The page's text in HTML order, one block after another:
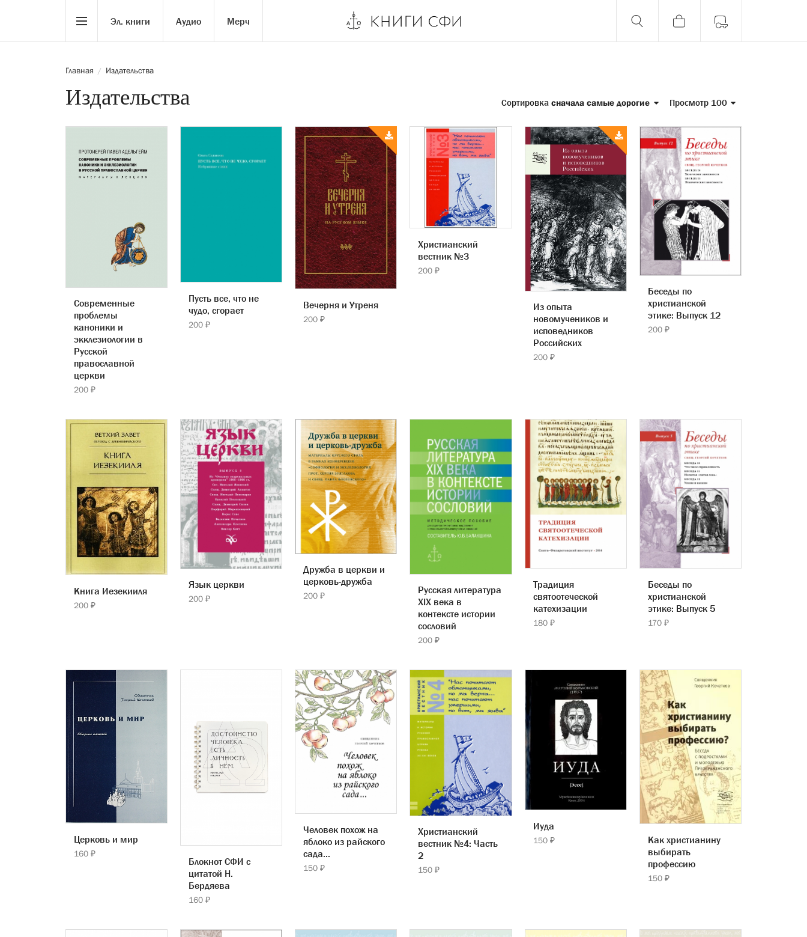
Эл. книги Аудио Мерч
Главная / Издательства
Издательства Просмотр 100
Сортировка сначала самые дорогие
Современные
проблемы
каноники и
экклезиологии в
Русской
православной
церкви
200 ₽
Пусть все, что не
чудо, сгорает
200 ₽
Вечерня и Утреня
200 ₽
Христианский
вестник №3
200 ₽
Из опыта
новомучеников и
исповедников
Российских
200 ₽
Беседы по
христианской
этике: Выпуск 12
200 ₽
Книга Иезекииля
200 ₽
Язык церкви
200 ₽
Дружба в церкви и
церковь-дружба
200 ₽
Русская литература
ХIХ века в
контексте истории
сословий
200 ₽
Традиция
святоотеческой
катехизации
180 ₽
Беседы по
христианской
этике: Выпуск 5
170 ₽
Церковь и мир
160 ₽
Блокнот СФИ с
цитатой Н.
Бердяева
160 ₽
Человек похож на
яблоко из райского
сада...
150 ₽
Христианский
вестник №4: Часть
2
150 ₽
Иуда
150 ₽
Как христианину
выбирать
профессию
150 ₽